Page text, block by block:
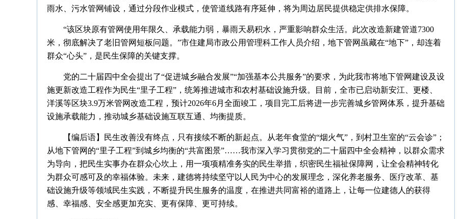
雨水、污水管网铺设，通过分段作业模式，使管道线路有序延伸，将为周边居民提供稳定供排水保障。
“该区块原有管网使用年限久、承载能力弱，暴雨天易积水，严重影响群众生活。此次改造新建管道7300
米，彻底解决了老旧管网短板问题。”市住建局市政公用管理科工作人员介绍，地下管网虽藏在“地下”，却连着
群众“心头”，是民生保障的关键支撑。
党的二十届四中全会提出了“促进城乡融合发展”“加强基本公共服务”的要求，为此我市将地下管网建设及设
施更新改造工程作为民生“里子工程”，统筹推进城市和农村基础设施升级。目前，全市已启动新安江、更楼、
洋溪等区块3.9万米管网改造工程，预计2026年6月全面竣工，项目完工后将进一步完善城乡管网体系，提升基础
设施承载能力，推动城乡基础设施互联互通、均衡提质。
【编后语】民生改善没有终点，只有接续不断的新起点。从老年食堂的“烟火气”，到村卫生室的“云会诊”；
从地下管网的“里子工程”到城乡均衡的“共富图景”……我市深入学习贯彻党的二十届四中全会精神，以群众需求
为导向，把民生实事办在群众心坎上，用一项项精准务实的民生举措，织密民生福祉保障网，让全会精神转化
为群众可感可及的幸福体验。未来，建德将持续坚守以人民为中心的发展理念，深化养老服务、医疗改革、基
础设施升级等领域民生实践，不断提升民生服务的温度，在推进共同富裕的道路上，让每一位建德人的获得
感、幸福感、安全感更加充实、更有保障、更可持续。